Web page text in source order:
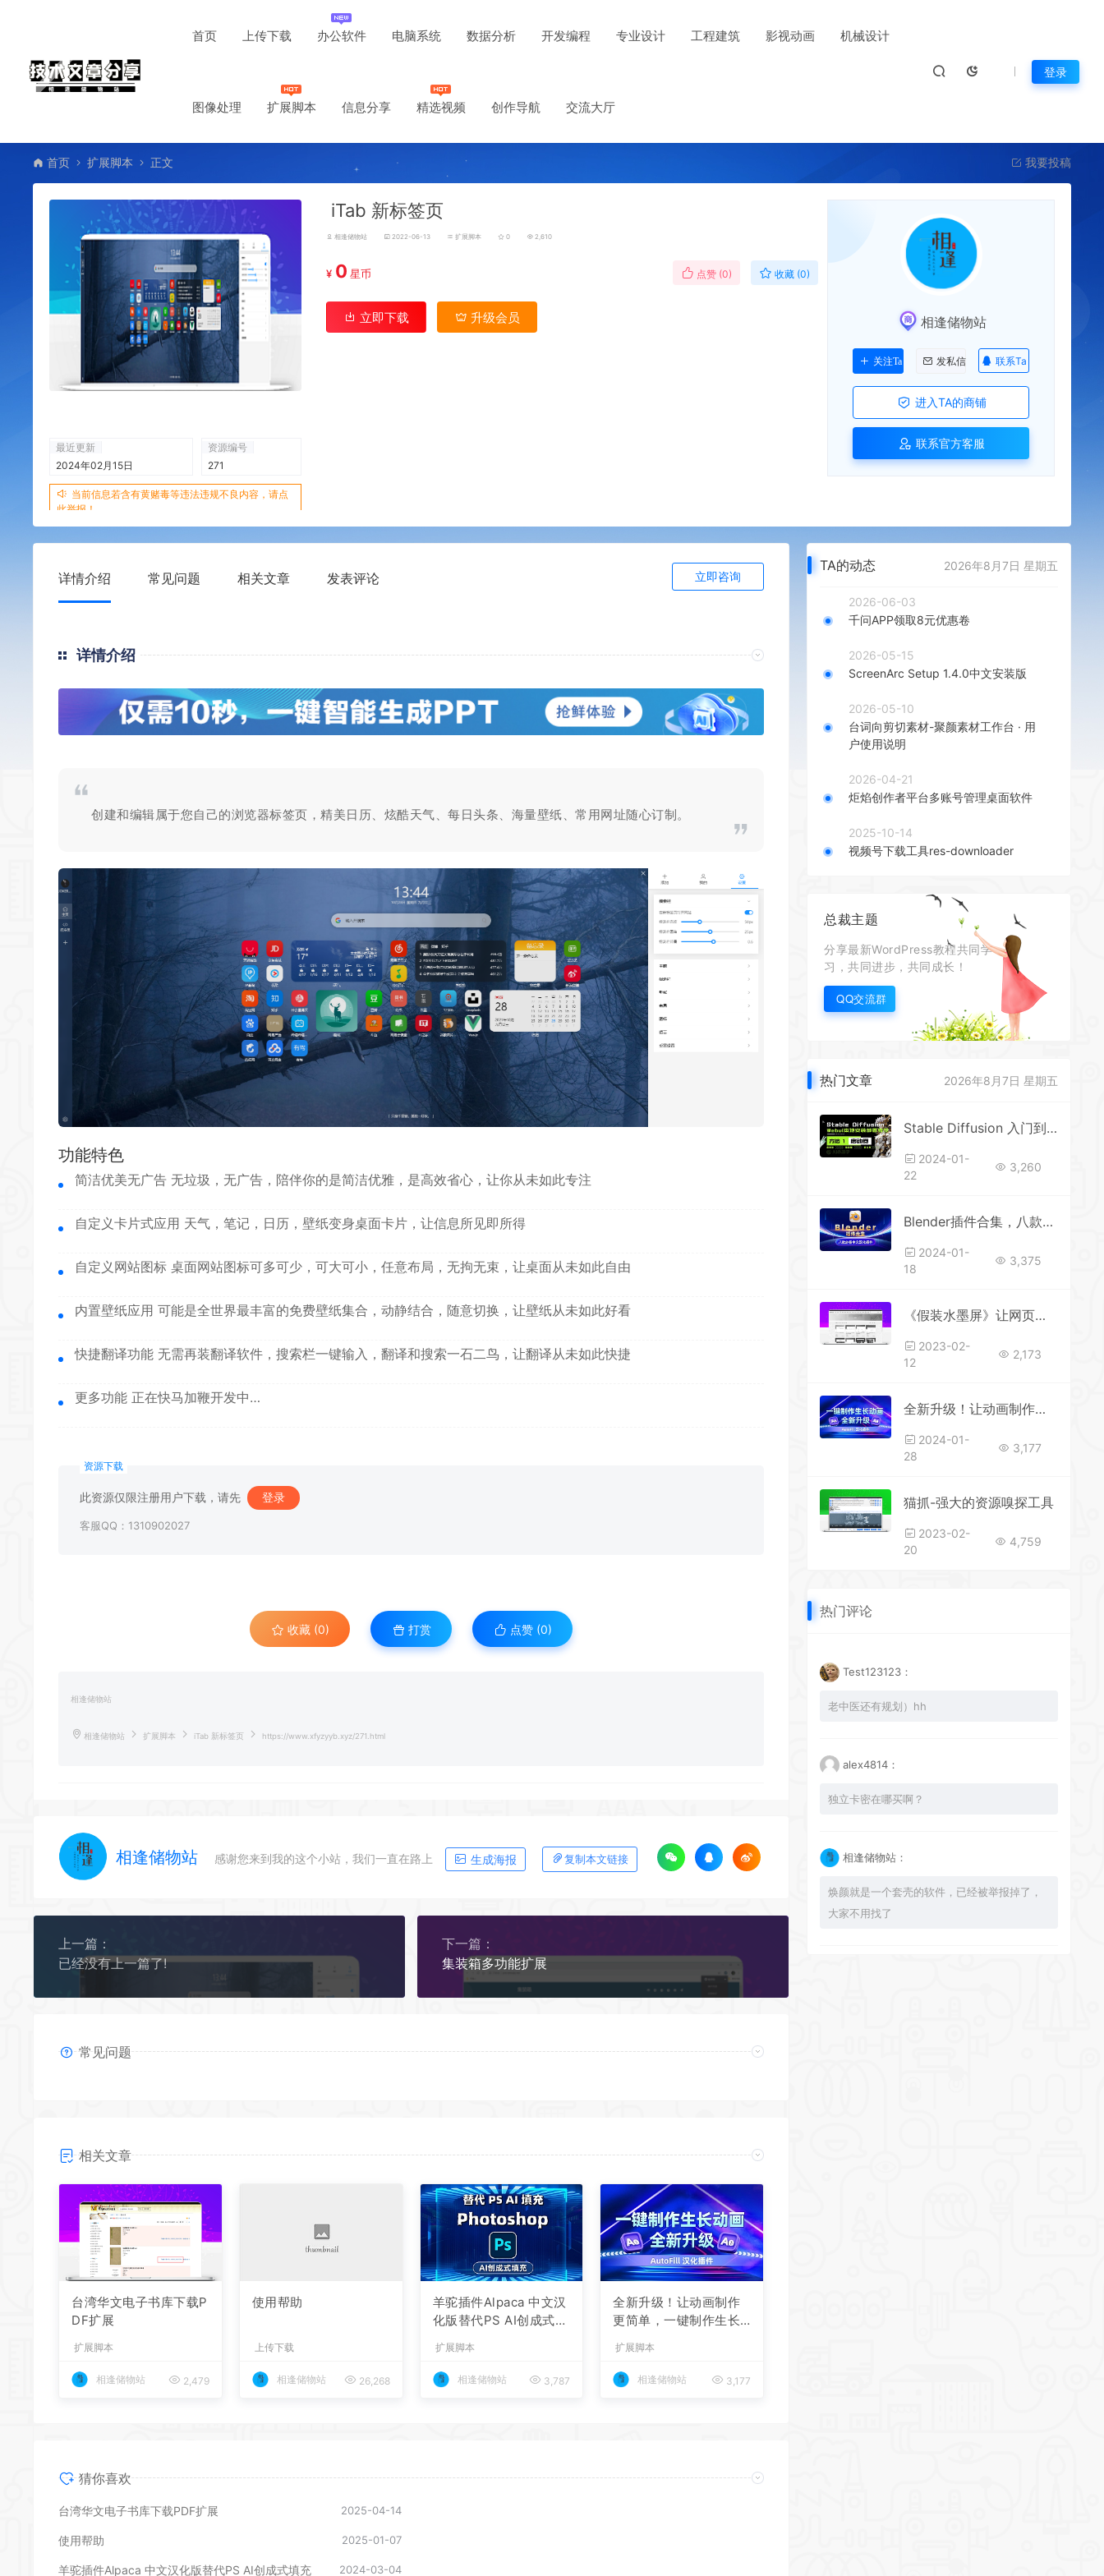
首页 上传下载 办公软件 电脑系统 数据分析 开发编程 专业设计 工程建筑 影视动画 机械设计
图像处理 扩展脚本 信息分享 精选视频 创作导航 交流大厅
登录
首页 扩展脚本 正文 我要投稿
最近更新
2024年02月15日
资源编号
271
当前信息若含有黄赌毒等违法违规不良内容，请点
此举报！
iTab 新标签页
相逢储物站 2022-06-13 扩展脚本 0 2,610
¥ 0 星币 点赞 (0) 收藏 (0)
立即下载 升级会员 相逢储物站
关注Ta 发私信 联系Ta
进入TA的商铺
联系官方客服
详情介绍 常见问题 相关文章 发表评论 立即咨询
详情介绍
创建和编辑属于您自己的浏览器标签页，精美日历、炫酷天气、每日头条、海量壁纸、常用网址随心订制。
功能特色
简洁优美无广告 无垃圾，无广告，陪伴你的是简洁优雅，是高效省心，让你从未如此专注
自定义卡片式应用 天气，笔记，日历，壁纸变身桌面卡片，让信息所见即所得
自定义网站图标 桌面网站图标可多可少，可大可小，任意布局，无拘无束，让桌面从未如此自由
内置壁纸应用 可能是全世界最丰富的免费壁纸集合，动静结合，随意切换，让壁纸从未如此好看
快捷翻译功能 无需再装翻译软件，搜索栏一键输入，翻译和搜索一石二鸟，让翻译从未如此快捷
更多功能 正在快马加鞭开发中…
资源下载
此资源仅限注册用户下载，请先 登录
客服QQ：1310902027
收藏 (0) 打赏 点赞 (0)
相逢储物站
相逢储物站 扩展脚本 iTab 新标签页 https://www.xfyzyyb.xyz/271.html
相逢储物站 感谢您来到我的这个小站，我们一直在路上 生成海报 复制本文链接
上一篇：
已经没有上一篇了!
下一篇：
集装箱多功能扩展
常见问题
相关文章
台湾华文电子书库下载P
DF扩展
扩展脚本
相逢储物站 2,479
使用帮助
上传下载
相逢储物站 26,268
羊驼插件Alpaca 中文汉
化版替代PS AI创成式填
扩展脚本
相逢储物站 3,787
全新升级！让动画制作
更简单，一键制作生长
ll 汉化插件
扩展脚本
相逢储物站 3,177
猜你喜欢
台湾华文电子书库下载PDF扩展 2025-04-14
使用帮助 2025-01-07
羊驼插件Alpaca 中文汉化版替代PS AI创成式填充 2024-03-04
TA的动态 2026年8月7日 星期五
2026-06-03
千问APP领取8元优惠卷
2026-05-15
ScreenArc Setup 1.4.0中文安装版
2026-05-10
台词向剪切素材-聚颜素材工作台 · 用
户使用说明
2026-04-21
炬焰创作者平台多账号管理桌面软件
2025-10-14
视频号下载工具res-downloader
总裁主题
分享最新WordPress教程共同学
习，共同进步，共同成长！
QQ交流群
热门文章 2026年8月7日 星期五
Stable Diffusion 入门到精通必看的系统性教学合集
2024-01-
22
3,260
Blender插件合集，八款必备中文汉化插件
2024-01-
18
3,375
《假装水墨屏》让网页内容变成水墨屏效果
2023-02-
12
2,173
全新升级！让动画制作更简单，一键制作生长动画，AE第二代 AutoFill 汉化插件
2024-01-
28
3,177
猫抓-强大的资源嗅探工具
2023-02-
20
4,759
热门评论
Test123123：
老中医还有规划）hh
alex4814：
独立卡密在哪买啊？
相逢储物站：
焕颜就是一个套壳的软件，已经被举报掉了，
大家不用找了